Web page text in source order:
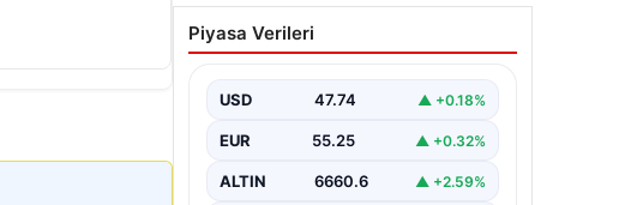
Ertuğrul Özkök ifade
verdi. “Aklımın ucundan
Piyasa Verileri
USD 47.74 ▲ +0.18%
EUR 55.25 ▲ +0.32%
ALTIN 6660.6 ▲ +2.59%